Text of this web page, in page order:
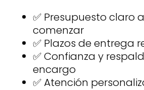
✅ Presupuesto claro
comenzar
✅ Plazos de entrega
✅ Confianza y
encargo
✅ Atención